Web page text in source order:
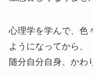
心理学を学んで、色
ようになってから、
随分自分自身、かわ